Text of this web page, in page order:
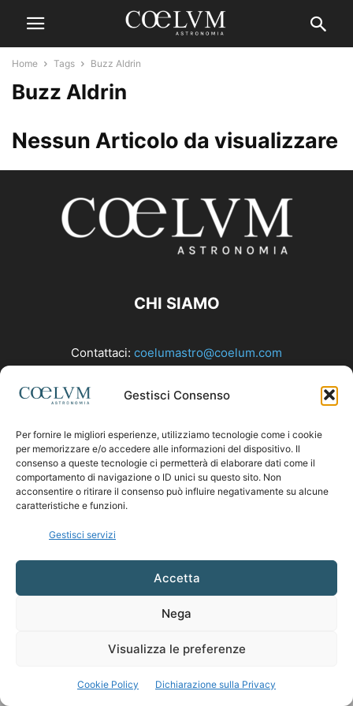
Gestisci Consenso
Per fornire le migliori esperienze, utilizziamo tecnologie come i cookie
per memorizzare e/o accedere alle informazioni del dispositivo. Il
consenso a queste tecnologie ci permetterà di elaborare dati come il
comportamento di navigazione o ID unici su questo sito. Non
acconsentire o ritirare il consenso può influire negativamente su alcune
caratteristiche e funzioni.
Gestisci servizi
Accetta
Nega
Visualizza le preferenze
Cookie Policy Dichiarazione sulla Privacy
Home Tags Buzz Aldrin
Buzz Aldrin
Nessun Articolo da visualizzare
CHI SIAMO
Contattaci: coelumastro@coelum.com
SEGUICI